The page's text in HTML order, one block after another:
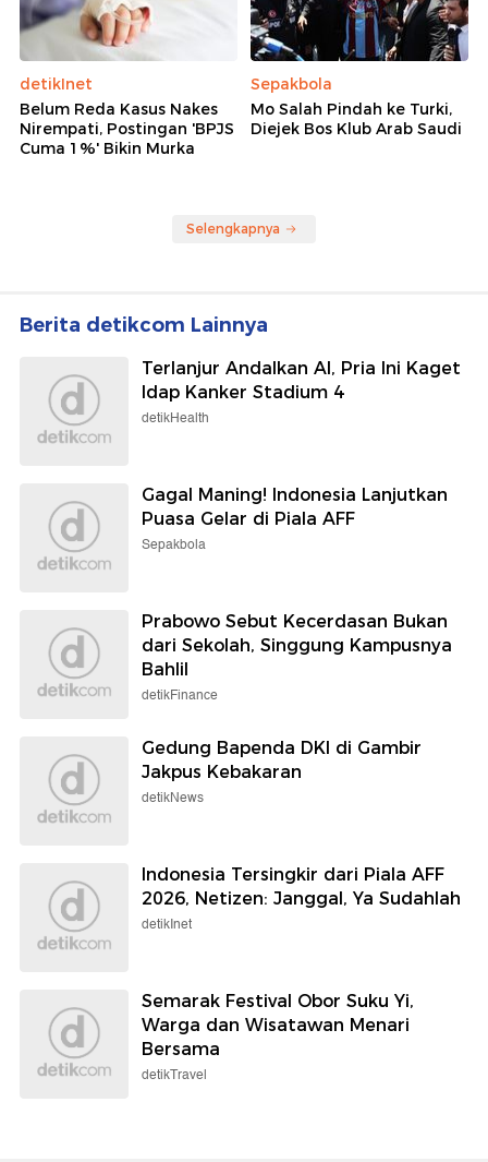
detikInet
Belum Reda Kasus Nakes
Nirempati, Postingan 'BPJS
Cuma 1%' Bikin Murka
Sepakbola
Mo Salah Pindah ke Turki,
Diejek Bos Klub Arab Saudi
Selengkapnya
Berita detikcom Lainnya
Terlanjur Andalkan AI, Pria Ini Kaget
Idap Kanker Stadium 4
detikHealth
Gagal Maning! Indonesia Lanjutkan
Puasa Gelar di Piala AFF
Sepakbola
Prabowo Sebut Kecerdasan Bukan
dari Sekolah, Singgung Kampusnya
Bahlil
detikFinance
Gedung Bapenda DKI di Gambir
Jakpus Kebakaran
detikNews
Indonesia Tersingkir dari Piala AFF
2026, Netizen: Janggal, Ya Sudahlah
detikInet
Semarak Festival Obor Suku Yi,
Warga dan Wisatawan Menari
Bersama
detikTravel